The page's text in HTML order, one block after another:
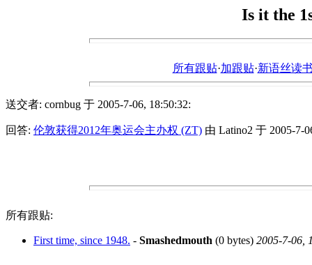
Is it the
所有跟贴·加跟贴·新语丝读
送交者: cornbug 于 2005-7-06, 18:50:32:
回答: 伦敦获得2012年奥运会主办权 (ZT) 由 Latino2 于 2005-7-
所有跟贴:
First time, since 1948. - Smashedmouth (0 bytes) 2005-7-06,